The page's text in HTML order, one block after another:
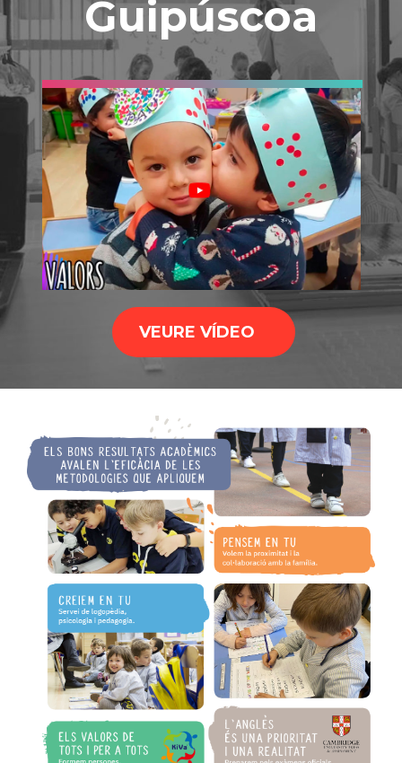
Guipúscoa
VEURE VÍDEO